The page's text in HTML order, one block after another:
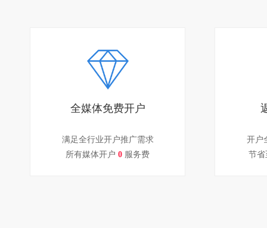
全媒体免费开户
满足全行业开户推广需求
所有媒体开户 0 服务费
开户
节省